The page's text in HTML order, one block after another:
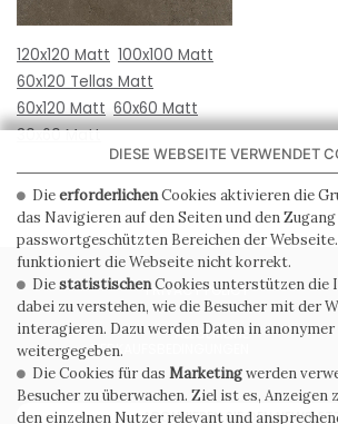
120x120 Matt 100x100 Matt
60x120 Tellas Matt
60x120 Matt 60x60 Matt
30x60 Matt
PRIVACY POLICY
ALLGEMEINE
VERKAUFSBEDINGUNGEN
ABONNIEREN SIE DEN
DIESE WEBSEITE VERWENDET
DieerforderlichenCookies aktivieren die
das Navigieren auf den Seiten und den Zugang
passwortgeschützten Bereichen der
funktioniert die Webseite nicht korrekt.
DiestatistischenCookies unterstützen die
dabei zu verstehen, wie die Besucher mit der
interagieren. Dazu werden Daten in
weitergegeben.
Die Cookies für das Marketingwerden
Besucher zu überwachen. Ziel ist es, Anzeigen
den einzelnen Nutzer relevant und